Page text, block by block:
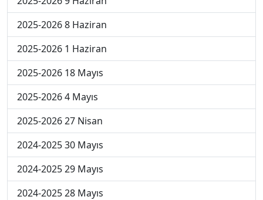
2025-2026 8 Haziran
2025-2026 1 Haziran
2025-2026 18 Mayıs
2025-2026 4 Mayıs
2025-2026 27 Nisan
2024-2025 30 Mayıs
2024-2025 29 Mayıs
2024-2025 28 Mayıs